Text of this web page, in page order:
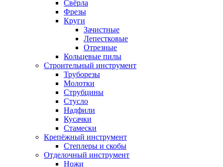
Свёрла
Фрезы
Круги
Зачистные
Лепестковые
Отрезные
Кольцевые пилы
Строительный инструмент
Труборезы
Молотки
Струбцины
Стусло
Надфили
Кусачки
Стамески
Крепёжный инструмент
Степлеры и скобы
Отделочный инструмент
Ножи